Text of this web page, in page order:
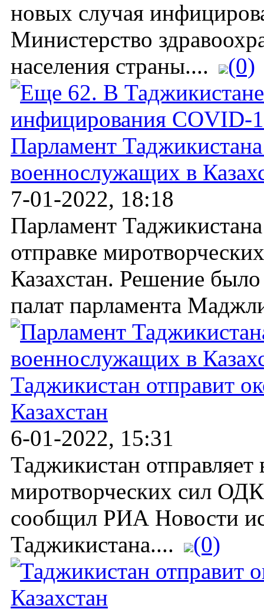
новых случая
Министерство
населения страны....
(0)
Парламент
военнослужащих в
7-01-2022, 18:18
Парламент
отправке
Казахстан. Решение
палат парламента
Таджикистан отправит
Казахстан
6-01-2022, 15:31
Таджикистан отправляет
миротворческих сил
сообщил РИА Новости
Таджикистана....
(0)